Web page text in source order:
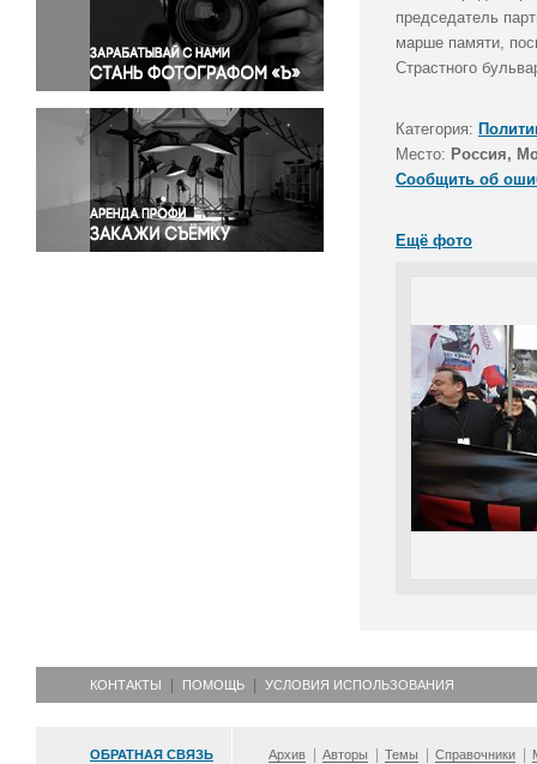
Правосудие
Происшествия и конфликты
Религия
Светская жизнь
Спорт
Экология
Экономика и бизнес
председатель
марше памяти,
Страстного
Категория:
Место: Россия,
Сообщить об
Ещё фото
КОНТАКТЫ ПОМОЩЬ УСЛОВИЯ ИСПОЛЬЗОВАНИЯ
ОБРАТНАЯ СВЯЗЬ Архив Авторы Темы Справочники